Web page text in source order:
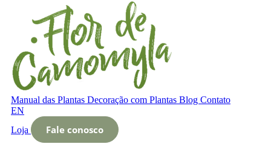
Manual das Plantas Decoração com Plantas Blog Contato
EN
Loja
Fale conosco